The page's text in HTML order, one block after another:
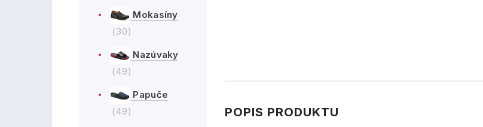
Mokasíny
(30)
Nazúvaky
(49)
Papuče
(49)
POPIS PRODUKTU